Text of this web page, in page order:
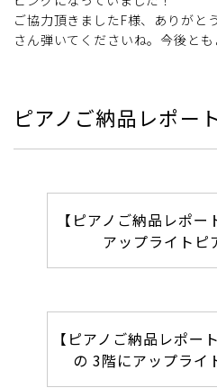
ご協力頂きましたF様、ありがと
さん弾いてくださいね。今後と
ピアノご納品レポート
【ピアノご納品レポ
アップライトピ
【ピアノご納品レポ
の 3階にアップライ